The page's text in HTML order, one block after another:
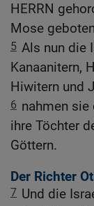
HERRN
Mose
5 Als nun die
Kanaanitern,
Hiwitern und
6 nahmen sie
ihre Töchter
Göttern.
Der Richter
7 Und die